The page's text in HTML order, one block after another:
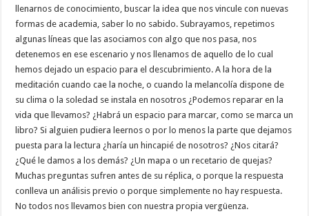
llenarnos de conocimiento, buscar la idea que nos vincule con nuevas
formas de academia, saber lo no sabido. Subrayamos, repetimos
algunas líneas que las asociamos con algo que nos pasa, nos
detenemos en ese escenario y nos llenamos de aquello de lo cual
hemos dejado un espacio para el descubrimiento. A la hora de la
meditación cuando cae la noche, o cuando la melancolía dispone de
su clima o la soledad se instala en nosotros ¿Podemos reparar en la
vida que llevamos? ¿Habrá un espacio para marcar, como se marca un
libro? Si alguien pudiera leernos o por lo menos la parte que dejamos
puesta para la lectura ¿haría un hincapié de nosotros? ¿Nos citará?
¿Qué le damos a los demás? ¿Un mapa o un recetario de quejas?
Muchas preguntas sufren antes de su réplica, o porque la respuesta
conlleva un análisis previo o porque simplemente no hay respuesta.
No todos nos llevamos bien con nuestra propia vergüenza.